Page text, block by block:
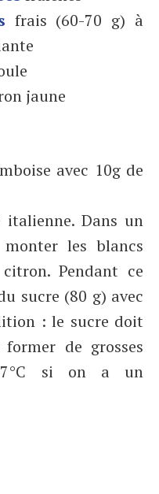
frais (60-70 g) à
jaune
avec 10g de
italienne. Dans un
les blancs
Pendant ce
sucre (80 g) avec
: le sucre doit
de grosses
si on a un